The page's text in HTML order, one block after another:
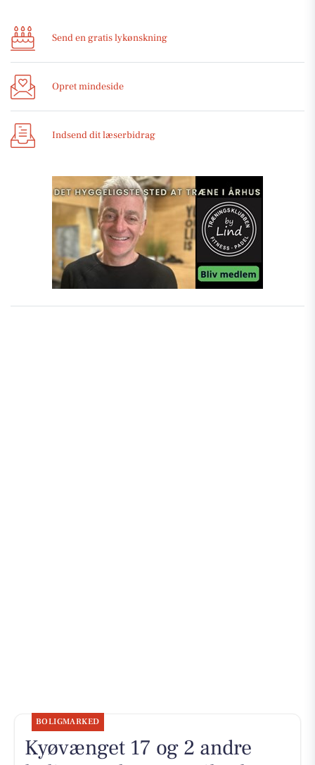
Send en gratis lykønskning
Opret mindeside
Indsend dit læserbidrag
BOLIGMARKED
Kyøvænget 17 og 2 andre